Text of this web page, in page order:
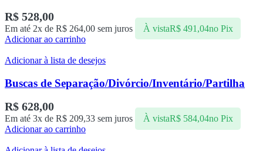
R$ 528,00
Em até 2x de R$ 264,00 sem juros À vistaR$491,04no Pix
Adicionar ao carrinho
Adicionar à lista de desejos
Buscas de Separação/Divórcio/Inventário/Partilha
R$ 628,00
Em até 3x de R$ 209,33 sem juros À vistaR$584,04no Pix
Adicionar ao carrinho